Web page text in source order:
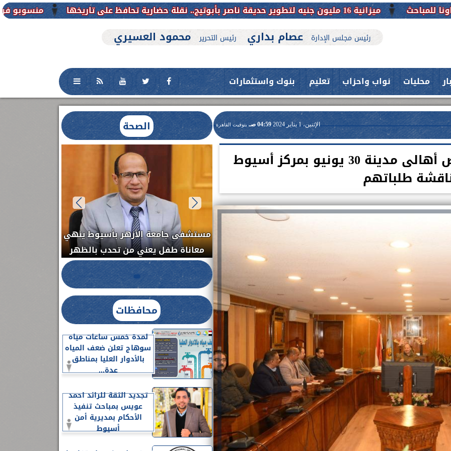
منسوبو فرع جامعة الأزهر للوجه
رئيس مجلس الإدارة عصام بداري رئيس التحرير محمود العسيري
محليات نواب واحزاب تعليم بنوك واستثمارات
الإثنين، 1 يناير 2024 04:59 صـ بتوقيت القاهرة
محافظ أسيوط يلتقى بعض أهالى مدينة 30 يونيو بمركز أسيوط
طلباتهم
الصحة
العلاج الحر بمنفلوط بالتعاون مع هيئة
الدواء المصرية يشن حملة رقابية مكبرة
لضبط المنشآت الطبية المخالفة.....
حدث بمستشفيات جامعة اسيوط....
فريق طبي بقسم الأنف والأذن اعلن الدكتور طارق على ، القائم بأعمال
جديد بمستشفيات الجامعة...
محافظات
لمدة خمس ساعات مياه
سوهاج تعلن ضعف المياه
بالأدوار العليا بمناطق
عدة...
تجديد الثقة للرائد احمد
عويس بمباحث تنفيذ
الأحكام بمديرية أمن
أسيوط